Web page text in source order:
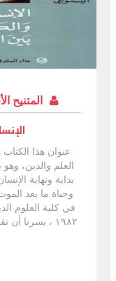
المتنيح
عنوان هذا
العلم والدين، وهو
بداية ونهاية
وحياة ما بعد
في كلية العلوم
١٩٨٢ ، يسرنا